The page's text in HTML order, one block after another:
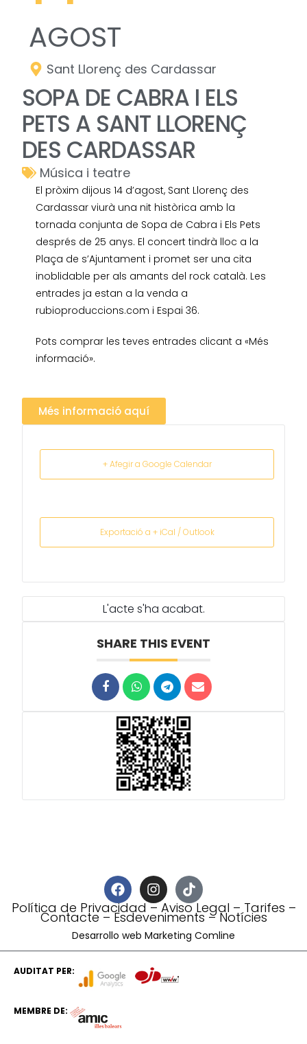
L'acte s'ha acabat.
SHARE THIS EVENT
AGOST
Sant Llorenç des Cardassar
SOPA DE CABRA I ELS
PETS A SANT LLORENÇ
DES CARDASSAR
Música i teatre
El pròxim dijous 14 d’agost, Sant Llorenç des
Cardassar viurà una nit històrica amb la
tornada conjunta de Sopa de Cabra i Els Pets
després de 25 anys. El concert tindrà lloc a la
Plaça de s’Ajuntament i promet ser una cita
inoblidable per als amants del rock català. Les
entrades ja estan a la venda a
rubioproduccions.com i Espai 36.
Pots comprar les teves entrades clicant a «Més
informació».
Més informació aquí
+ Afegir a Google Calendar
Exportació a + iCal / Outlook
Política de Privacidad–Aviso Legal –Tarifes –
Contacte –Esdeveniments– Notícies
Desarrollo web Marketing Comline
AUDITAT PER:
MEMBRE DE: